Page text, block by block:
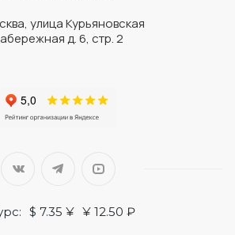
улица Курьяновская
д. 6, стр. 2
$ 7.35 ¥ ¥ 12.50 ₽